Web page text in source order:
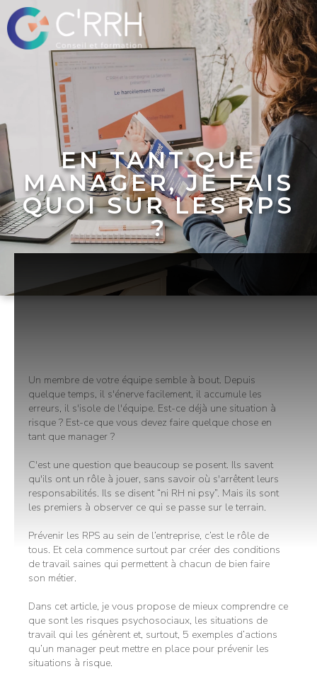
EN TANT QUE
MANAGER, JE FAIS
QUOI SUR LES RPS
?
Un membre de votre équipe semble à bout. Depuis
quelque temps, il s'énerve facilement, il accumule les
erreurs, il s'isole de l'équipe. Est-ce déjà une situation à
risque ? Est-ce que vous devez faire quelque chose en
tant que manager ?
C'est une question que beaucoup se posent. Ils savent
qu'ils ont un rôle à jouer, sans savoir où s'arrêtent leurs
responsabilités. Ils se disent “ni RH ni psy”. Mais ils sont
les premiers à observer ce qui se passe sur le terrain.
Prévenir les RPS au sein de l’entreprise, c’est le rôle de
tous. Et cela commence surtout par créer des conditions
de travail saines qui permettent à chacun de bien faire
son métier.
Dans cet article, je vous propose de mieux comprendre ce
que sont les risques psychosociaux, les situations de
travail qui les génèrent et, surtout, 5 exemples d’actions
qu’un manager peut mettre en place pour prévenir les
situations à risque.